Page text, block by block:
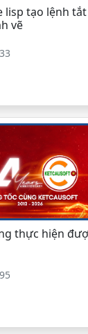
lisp tạo lệnh
vẽ
thực hiện